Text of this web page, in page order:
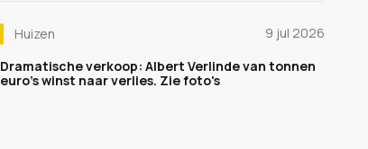
Huizen
9 jul 2026
Dramatische verkoop: Albert Verlinde van tonnen
euro's winst naar verlies. Zie foto's